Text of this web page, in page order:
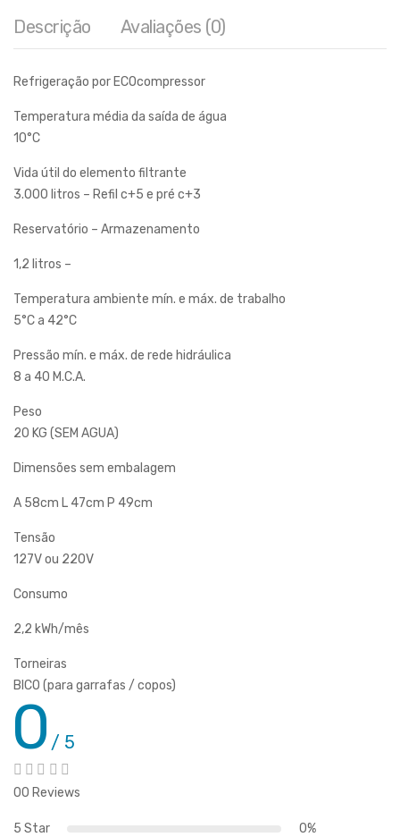
Descrição Avaliações (0)
Refrigeração por ECOcompressor
Temperatura média da saída de água
10°C
Vida útil do elemento filtrante
3.000 litros – Refil c+5 e pré c+3
Reservatório – Armazenamento
1,2 litros –
Temperatura ambiente mín. e máx. de trabalho
5°C a 42°C
Pressão mín. e máx. de rede hidráulica
8 a 40 M.C.A.
Peso
20 KG (SEM AGUA)
Dimensões sem embalagem
A 58cm L 47cm P 49cm
Tensão
127V ou 220V
Consumo
2,2 kWh/mês
Torneiras
BICO (para garrafas / copos)
0 / 5
00 Reviews
5 Star 0%